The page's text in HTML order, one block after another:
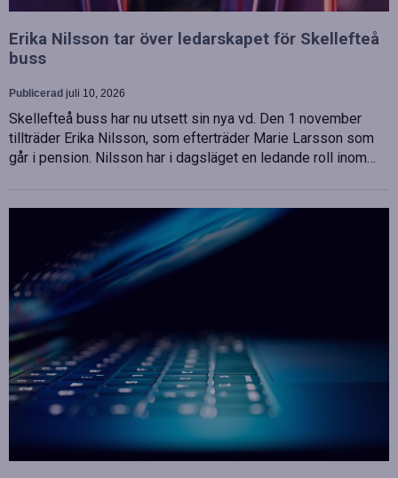
Erika Nilsson tar över ledarskapet för Skellefteå
buss
Publicerad juli 10, 2026
Skellefteå buss har nu utsett sin nya vd. Den 1 november
tillträder Erika Nilsson, som efterträder Marie Larsson som
går i pension. Nilsson har i dagsläget en ledande roll inom…